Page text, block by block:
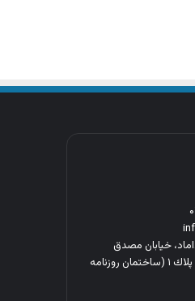
خیابان مصدق
جنوبی،نبش اتوبان حقانی، پلاك ١ (ساختمان روزنامه